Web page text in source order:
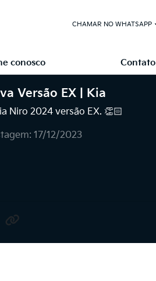
CHAMAR NO WHATSAPP
conosco Contato
Versão EX | Kia
Niro 2024 versão EX. 👏🏻
17/12/2023